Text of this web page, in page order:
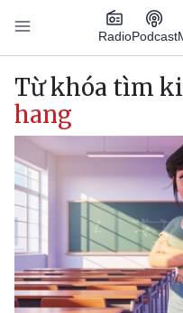
Nhảy đến nội dung
RadioPodcast
Main navigation
Từ khóa tìm
hang